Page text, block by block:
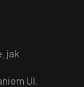
jak
UI.